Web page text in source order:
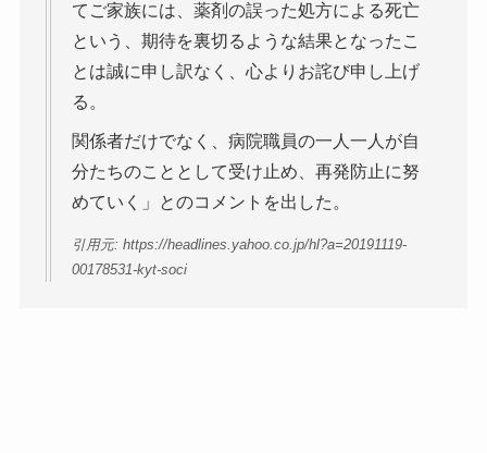
てご家族には、薬剤の誤った処方による死亡
という、期待を裏切るような結果となったこ
とは誠に申し訳なく、心よりお詫び申し上げ
る。
関係者だけでなく、病院職員の一人一人が自
分たちのこととして受け止め、再発防止に努
めていく」とのコメントを出した。
引用元: https://headlines.yahoo.co.jp/hl?a=20191119-
00178531-kyt-soci